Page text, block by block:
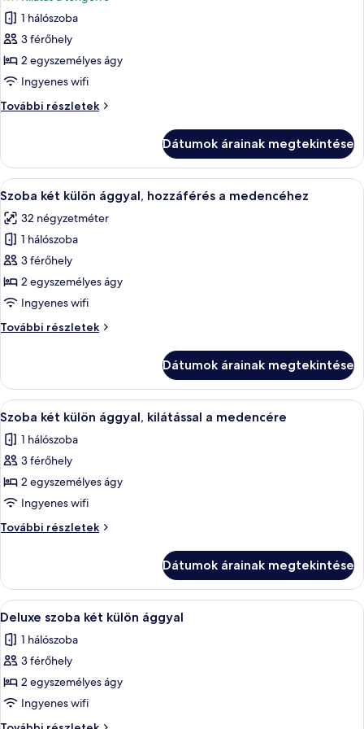
összes
képének
megtekintése:
Szoba
külön
a
tengerre
1 hálószoba
3 férőhely
2 egyszemélyes ágy
Ingyenes wifi
További részletek
Szoba
kilátással
tengerre
részletei
Dátumok árainak megtekintése
A
következő
szoba
összes
képének
megtekintése:
Szoba
külön
a
medencéhez
Szoba két külön ággyal, hozzáférés
4
Szoba két külön ággyal, hozzáférés a medencéhez
32 négyzetméter
1 hálószoba
3 férőhely
2 egyszemélyes ágy
Ingyenes wifi
További részletek
Szoba
hozzáférés
medencéhez
részletei
Dátumok árainak megtekintése
A
következő
szoba
összes
képének
megtekintése:
Szoba
két
ággyal,
kilátással
a
medencére
Szoba két külön ággyal, kilátással a
5
Szoba két külön ággyal, kilátással a medencére
1 hálószoba
3 férőhely
2 egyszemélyes ágy
Ingyenes wifi
További részletek
Szoba
kilátással
medencére
részletei
Dátumok árainak megtekintése
A
következő
szoba
összes
képének
megtekintése:
Deluxe
Egy szállodai szoba, amelyben
4
Deluxe szoba két külön ággyal
1 hálószoba
3 férőhely
2 egyszemélyes ágy
Ingyenes wifi